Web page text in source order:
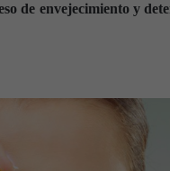
de envejecimiento y